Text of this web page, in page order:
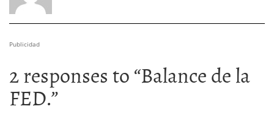
Publicidad
2 responses to “Balance de la
FED.”